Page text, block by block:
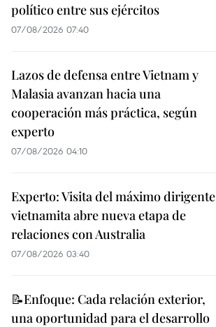
político entre sus ejércitos
07/08/2026 07:40
Lazos de defensa entre Vietnam y
Malasia avanzan hacia una
cooperación más práctica, según
experto
07/08/2026 04:10
Experto: Visita del máximo dirigente
vietnamita abre nueva etapa de
relaciones con Australia
07/08/2026 03:40
📝Enfoque: Cada relación exterior,
una oportunidad para el desarrollo